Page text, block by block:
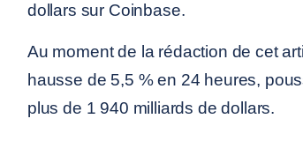
dollars sur Coinbase.
Au moment de la rédaction de cet
hausse de 5,5 % en 24 heures,
plus de 1 940 milliards de dollars.